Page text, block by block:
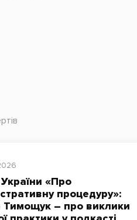
«Про
процедуру»:
Тимощук – про виклики